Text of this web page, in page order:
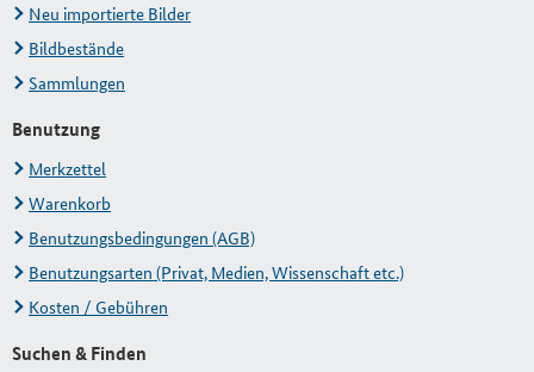
Neu importierte Bilder
Bildbestände
Sammlungen
Benutzung
Merkzettel
Warenkorb
Benutzungsbedingungen (AGB)
Benutzungsarten (Privat, Medien, Wissenschaft etc.)
Kosten / Gebühren
Suchen & Finden